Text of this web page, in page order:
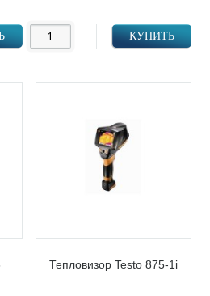
КУПИТЬ
Тепловизор Testo 875-1i